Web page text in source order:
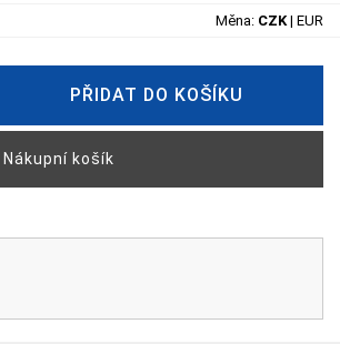
Měna: CZK| EUR
PŘIDAT DO KOŠÍKU
Nákupní košík